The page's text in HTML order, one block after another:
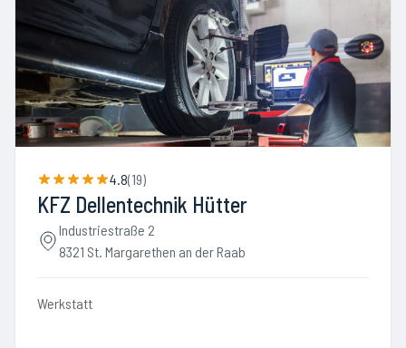
4.8(19)
KFZ Dellentechnik Hütter
Industriestraße 2
8321 St. Margarethen an der Raab
Werkstatt